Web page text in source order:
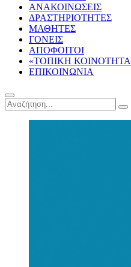
ΑΝΑΚΟΙΝΩΣΕΙΣ
ΔΡΑΣΤΗΡΙΟΤΗΤΕΣ
ΜΑΘΗΤΕΣ
ΓΟΝΕΙΣ
ΑΠΟΦΟΙΤΟΙ
«ΤΟΠΙΚΗ
ΕΠΙΚΟΙΝΩΝΙΑ